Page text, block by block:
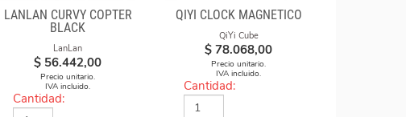
LANLAN CURVY COPTER
BLACK
LanLan
$ 56.442,00
Precio unitario.
IVA incluido.
Cantidad:
QIYI CLOCK MAGNÉTICO
QiYi Cube
$ 78.068,00
Precio unitario.
IVA incluido.
Cantidad: